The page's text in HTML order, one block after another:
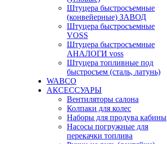
Штуцера быстросъемные
(конвейерные) ЗАВОД
Штуцера быстросъемные
VOSS
Штуцера быстросъемные
АНАЛОГИ voss
Штуцера топливные под
быстросъем (сталь, латунь)
WABCO
АКСЕССУАРЫ
Вентиляторы салона
Колпаки для колес
Наборы для продува кабины
Насосы погружные для
перекачки топлива